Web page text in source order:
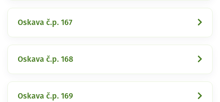
Oskava č.p. 167
Oskava č.p. 168
Oskava č.p. 169